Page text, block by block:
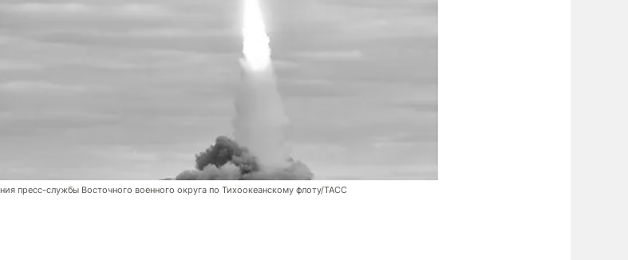
пресс-службы Восточного военного округа по Тихоокеанскому флоту/ТАСС